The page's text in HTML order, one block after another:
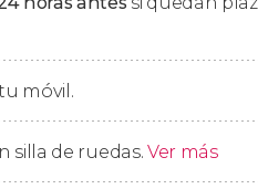
de Betancuria, la parte
laantigua capital de la isla
un poco de suerte,
os dejaremos entre
móvil.
silla de ruedas. Ver más